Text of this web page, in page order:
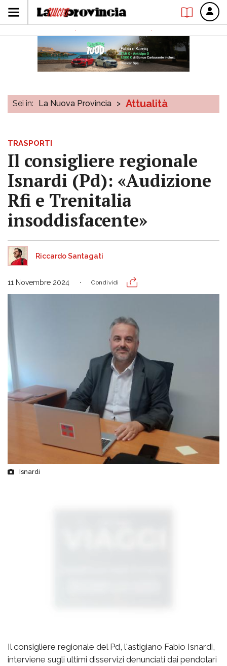
Sei in: La Nuova Provincia > Attualità
TRASPORTI
Il consigliere regionale
Isnardi (Pd): «Audizione
Rfi e Trenitalia
insoddisfacente»
Riccardo Santagati
11 Novembre 2024 Condividi
Isnardi
Il consigliere regionale del Pd, l'astigiano Fabio Isnardi,
interviene sugli ultimi disservizi denunciati dai pendolari